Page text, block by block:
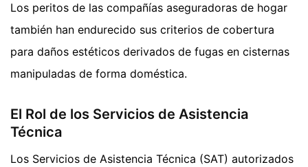
Los peritos de las compañías aseguradoras de hogar
también han endurecido sus criterios de cobertura
para daños estéticos derivados de fugas en cisternas
manipuladas de forma doméstica.
El Rol de los Servicios de Asistencia
Técnica
Los Servicios de Asistencia Técnica (SAT) autorizados